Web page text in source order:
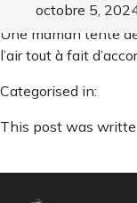
octobre 5,
Published by
Une maman tente
l’air tout à fait
Categorised in:
This post was